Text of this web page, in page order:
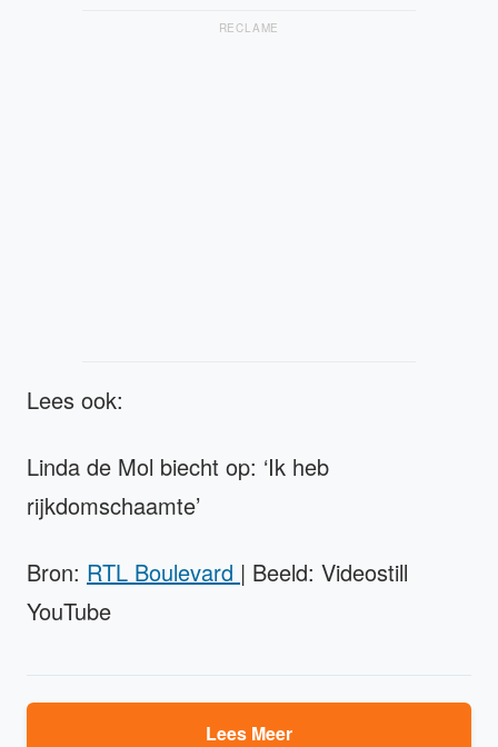
RECLAME
Lees ook:
Linda de Mol biecht op: ‘Ik heb
rijkdomschaamte’
Bron: RTL Boulevard | Beeld: Videostill
YouTube
Lees Meer